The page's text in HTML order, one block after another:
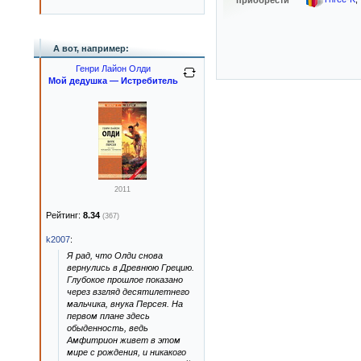
А вот, например:
Генри Лайон Олди
Мой дедушка — Истребитель
2011
Рейтинг: 8.34 (367)
k2007:
Я рад, что Олди снова
вернулись в Древнюю Грецию.
Глубокое прошлое показано
через взгляд десятилетнего
мальчика, внука Персея. На
первом плане здесь
обыденность, ведь
Амфитрион живет в этом
мире с рождения, и никакого